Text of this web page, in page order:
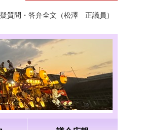
質問・答弁全文（松澤 正議員）